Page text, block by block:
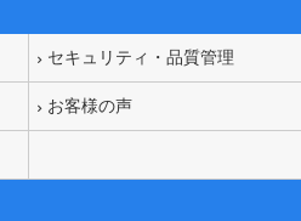
セキュリティ・品質管理
お客様の声